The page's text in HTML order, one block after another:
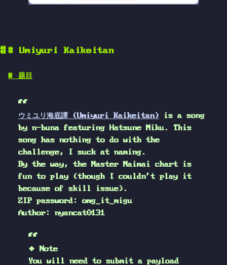
# Umiyuri Kaikeitan
# 题目
ウミユリ海底譚 (Umiyuri Kaikeitan) is a song
by n-buna featuring Hatsune Miku. This
song has nothing to do with the
challenge, I suck at naming.
By the way, the Master Maimai chart is
fun to play (though I couldn't play it
because of skill issue).
ZIP password: omg_it_migu
Author: nyancat0131
❖ Note
You will need to submit a payload